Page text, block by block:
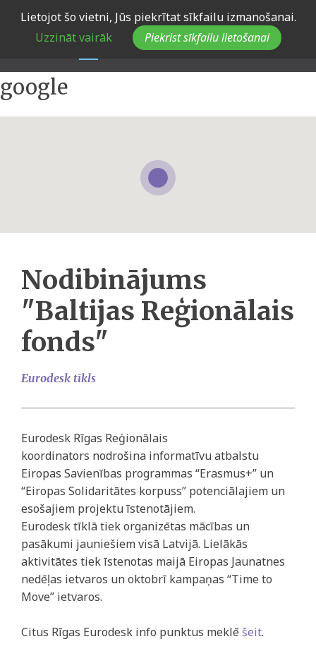
Lietojot šo vietni, Jūs piekrītat sīkfailu izmanošanai.
Uzzināt vairāk
Piekrist sīkfailu lietošanai
Nodibinājums
"Baltijas Reģionālais
fonds"
Eurodesk tīkls
Eurodesk Rīgas Reģionālais
koordinators nodrošina informatīvu atbalstu
Eiropas Savienības programmas “Erasmus+” un
“Eiropas Solidaritātes korpuss” potenciālajiem un
esošajiem projektu īstenotājiem.
Eurodesk tīklā tiek organizētas mācības un
pasākumi jauniešiem visā Latvijā. Lielākās
aktivitātes tiek īstenotas maijā Eiropas Jaunatnes
nedēļas ietvaros un oktobrī kampaņas “Time to
Move” ietvaros.
Citus Rīgas Eurodesk info punktus meklē šeit.
google